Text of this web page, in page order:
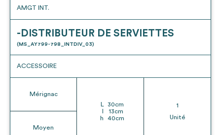
AMGT INT.
-DISTRIBUTEUR DE SERVIETTES
(MS_AY799-798_INTDIV_03)
ACCESSOIRE
Mérignac
Moyen
L 30cm
13cm
h
40cm
1
Unité